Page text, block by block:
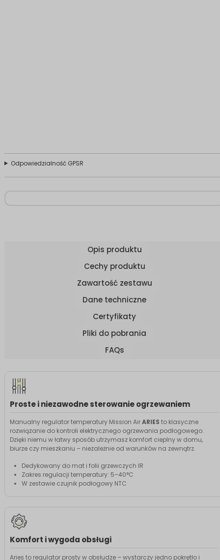
Odpowiedzialność GPSR
Opis produktu
Cechy produktu
Zawartość zestawu
Dane techniczne
Certyfikaty
Pliki do pobrania
FAQs
Proste i niezawodne sterowanie ogrzewaniem
Manualny regulator temperatury Mission AirARIES to klasyczne
rozwiązanie do kontroli elektrycznego ogrzewania podłogowego.
Dzięki niemu w łatwy sposób utrzymasz komfort cieplny w domu,
biurze czy mieszkaniu – niezależnie od warunków na zewnątrz.
Dedykowany do mat i folii grzewczych IR
Zakres regulacji temperatury: 5–40°C
W zestawie czujnik podłogowy NTC
Komfort i wygoda obsługi
Aries to regulator prosty w obsłudze – wystarczy jedno pokrętło i